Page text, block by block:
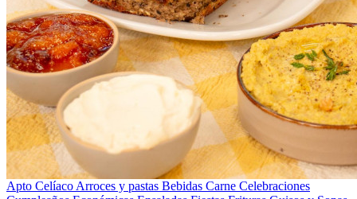
Apto Celíaco Arroces y pastas Bebidas Carne Celebraciones